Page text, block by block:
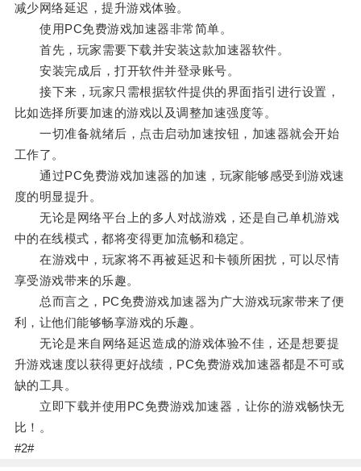
减少网络延迟，提升游戏体验。
使用PC免费游戏加速器非常简单。
首先，玩家需要下载并安装这款加速器软件。
安装完成后，打开软件并登录账号。
接下来，玩家只需根据软件提供的界面指引进行设置，
比如选择所要加速的游戏以及调整加速强度等。
一切准备就绪后，点击启动加速按钮，加速器就会开始
工作了。
通过PC免费游戏加速器的加速，玩家能够感受到游戏速
度的明显提升。
无论是网络平台上的多人对战游戏，还是自己单机游戏
中的在线模式，都将变得更加流畅和稳定。
在游戏中，玩家将不再被延迟和卡顿所困扰，可以尽情
享受游戏带来的乐趣。
总而言之，PC免费游戏加速器为广大游戏玩家带来了便
利，让他们能够畅享游戏的乐趣。
无论是来自网络延迟造成的游戏体验不佳，还是想要提
升游戏速度以获得更好战绩，PC免费游戏加速器都是不可或
缺的工具。
立即下载并使用PC免费游戏加速器，让你的游戏畅快无
比！。
#2#